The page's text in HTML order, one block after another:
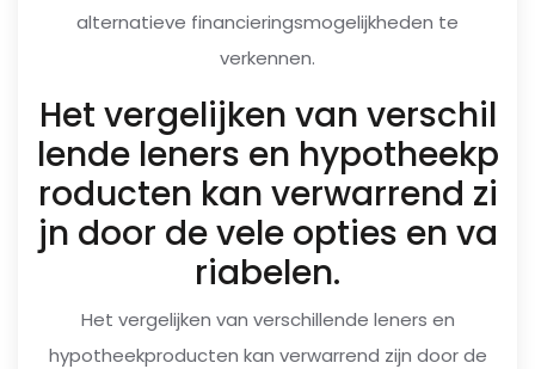
alternatieve financieringsmogelijkheden te
verkennen.
Het vergelijken van verschil
lende leners en hypotheekp
roducten kan verwarrend zi
jn door de vele opties en va
riabelen.
Het vergelijken van verschillende leners en
hypotheekproducten kan verwarrend zijn door de